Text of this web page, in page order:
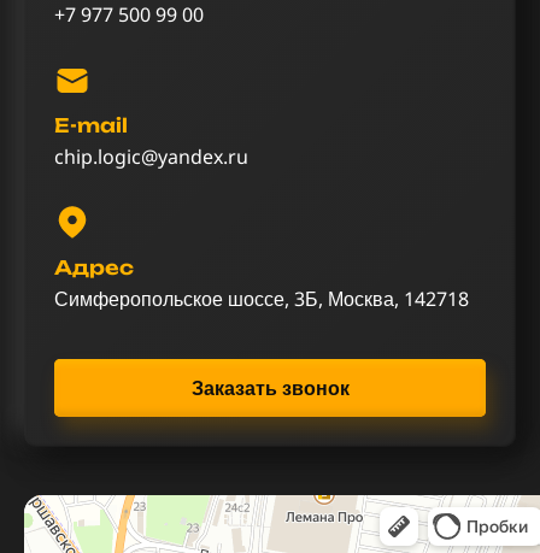
+7 977 500 99 00
E-mail
chip.logic@yandex.ru
Адрес
Симферопольское шоссе, 3Б, Москва, 142718
Заказать звонок